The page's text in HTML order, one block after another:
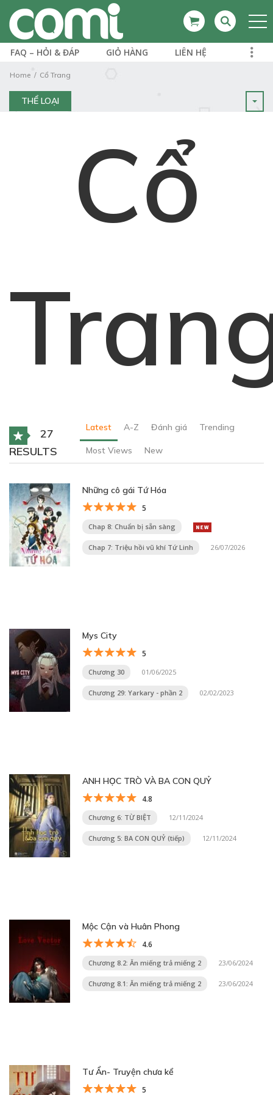
FAQ – HỎI & ĐÁP GIỎ HÀNG LIÊN HỆ
Home Cổ Trang
THỂ LOẠI
Cổ
27
RESULTS
Latest A-Z Đánh giá Trending
Most Views New
Những cô gái Tứ Hóa
5
Chap 8: Chuẩn bị sẵn sàng
Chap 7: Triệu hồi vũ khí Tứ Linh 26/07/2026
Mys City
5
Chương 30 01/06/2025
Chương 29: Yarkary - phần 2 02/02/2023
ANH HỌC TRÒ VÀ BA CON QUỶ
4.8
Chương 6: TỪ BIỆT 12/11/2024
Chương 5: BA CON QUỶ (tiếp) 12/11/2024
Mộc Cận và Huân Phong
4.6
Chương 8.2: Ăn miếng trả miếng 2 23/06/2024
Chương 8.1: Ăn miếng trả miếng 2 23/06/2024
Tư Ẩn- Truyện chưa kể
5